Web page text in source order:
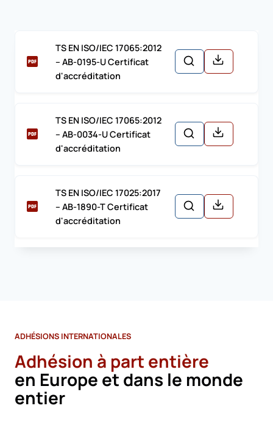
TS EN ISO/IEC 17065:2012
– AB-0195-U Certificat
d'accréditation
TS EN ISO/IEC 17065:2012
– AB-0034-U Certificat
d'accréditation
TS EN ISO/IEC 17025:2017
– AB-1890-T Certificat
d'accréditation
ADHÉSIONS INTERNATIONALES
Adhésion à part entière
en Europe et dans le monde
entier